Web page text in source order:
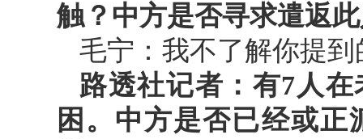
触？中方是否寻求遣返
毛宁：我不了解你提到
路透社记者：有7人
困。中方是否已经或